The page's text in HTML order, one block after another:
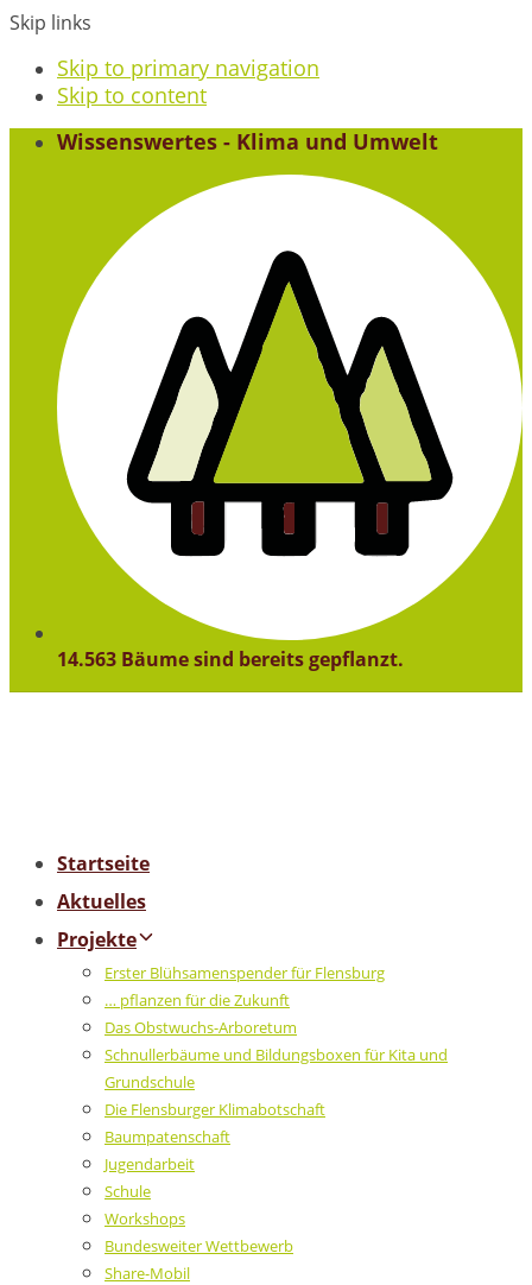
Skip links
Skip to primary navigation
Skip to content
Wissenswertes - Klima und Umwelt
14.563 Bäume sind bereits gepflanzt.
Startseite
Aktuelles
Projekte
Erster Blühsamenspender für Flensburg
… pflanzen für die Zukunft
Das Obstwuchs-Arboretum
Schnullerbäume und Bildungsboxen für Kita und
Grundschule
Die Flensburger Klimabotschaft
Baumpatenschaft
Jugendarbeit
Schule
Workshops
Bundesweiter Wettbewerb
Share-Mobil